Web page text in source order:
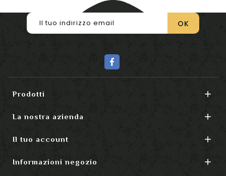
Prodotti 
La nostra azienda 
Il tuo account 
Informazioni negozio 